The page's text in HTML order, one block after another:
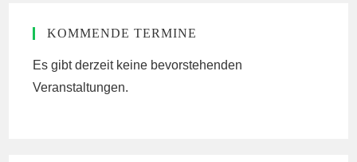
KOMMENDE TERMINE
Es gibt derzeit keine bevorstehenden
Veranstaltungen.